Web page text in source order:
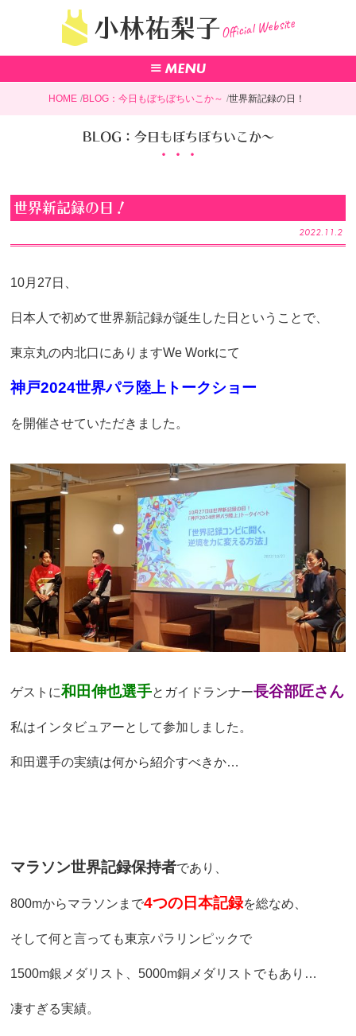
小林祐梨子Official Website
HOME BLOG：今日もぼちぼちいこか～ 世界新記録の日！
BLOG：今日もぼちぼちいこか～
世界新記録の日！
2022.11.2
10月27日、
日本人で初めて世界新記録が誕生した日ということで、
東京丸の内北口にありますWe Workにて
神戸2024世界パラ陸上トークショー
を開催させていただきました。
ゲストに和田伸也選手とガイドランナー長谷部匠さん
私はインタビュアーとして参加しました。
和田選手の実績は何から紹介すべきか…
マラソン世界記録保持者であり、
800mからマラソンまで4つの日本記録を総なめ、
そして何と言っても東京パラリンピックで
1500m銀メダリスト、5000m銅メダリストでもあり…
凄すぎる実績。